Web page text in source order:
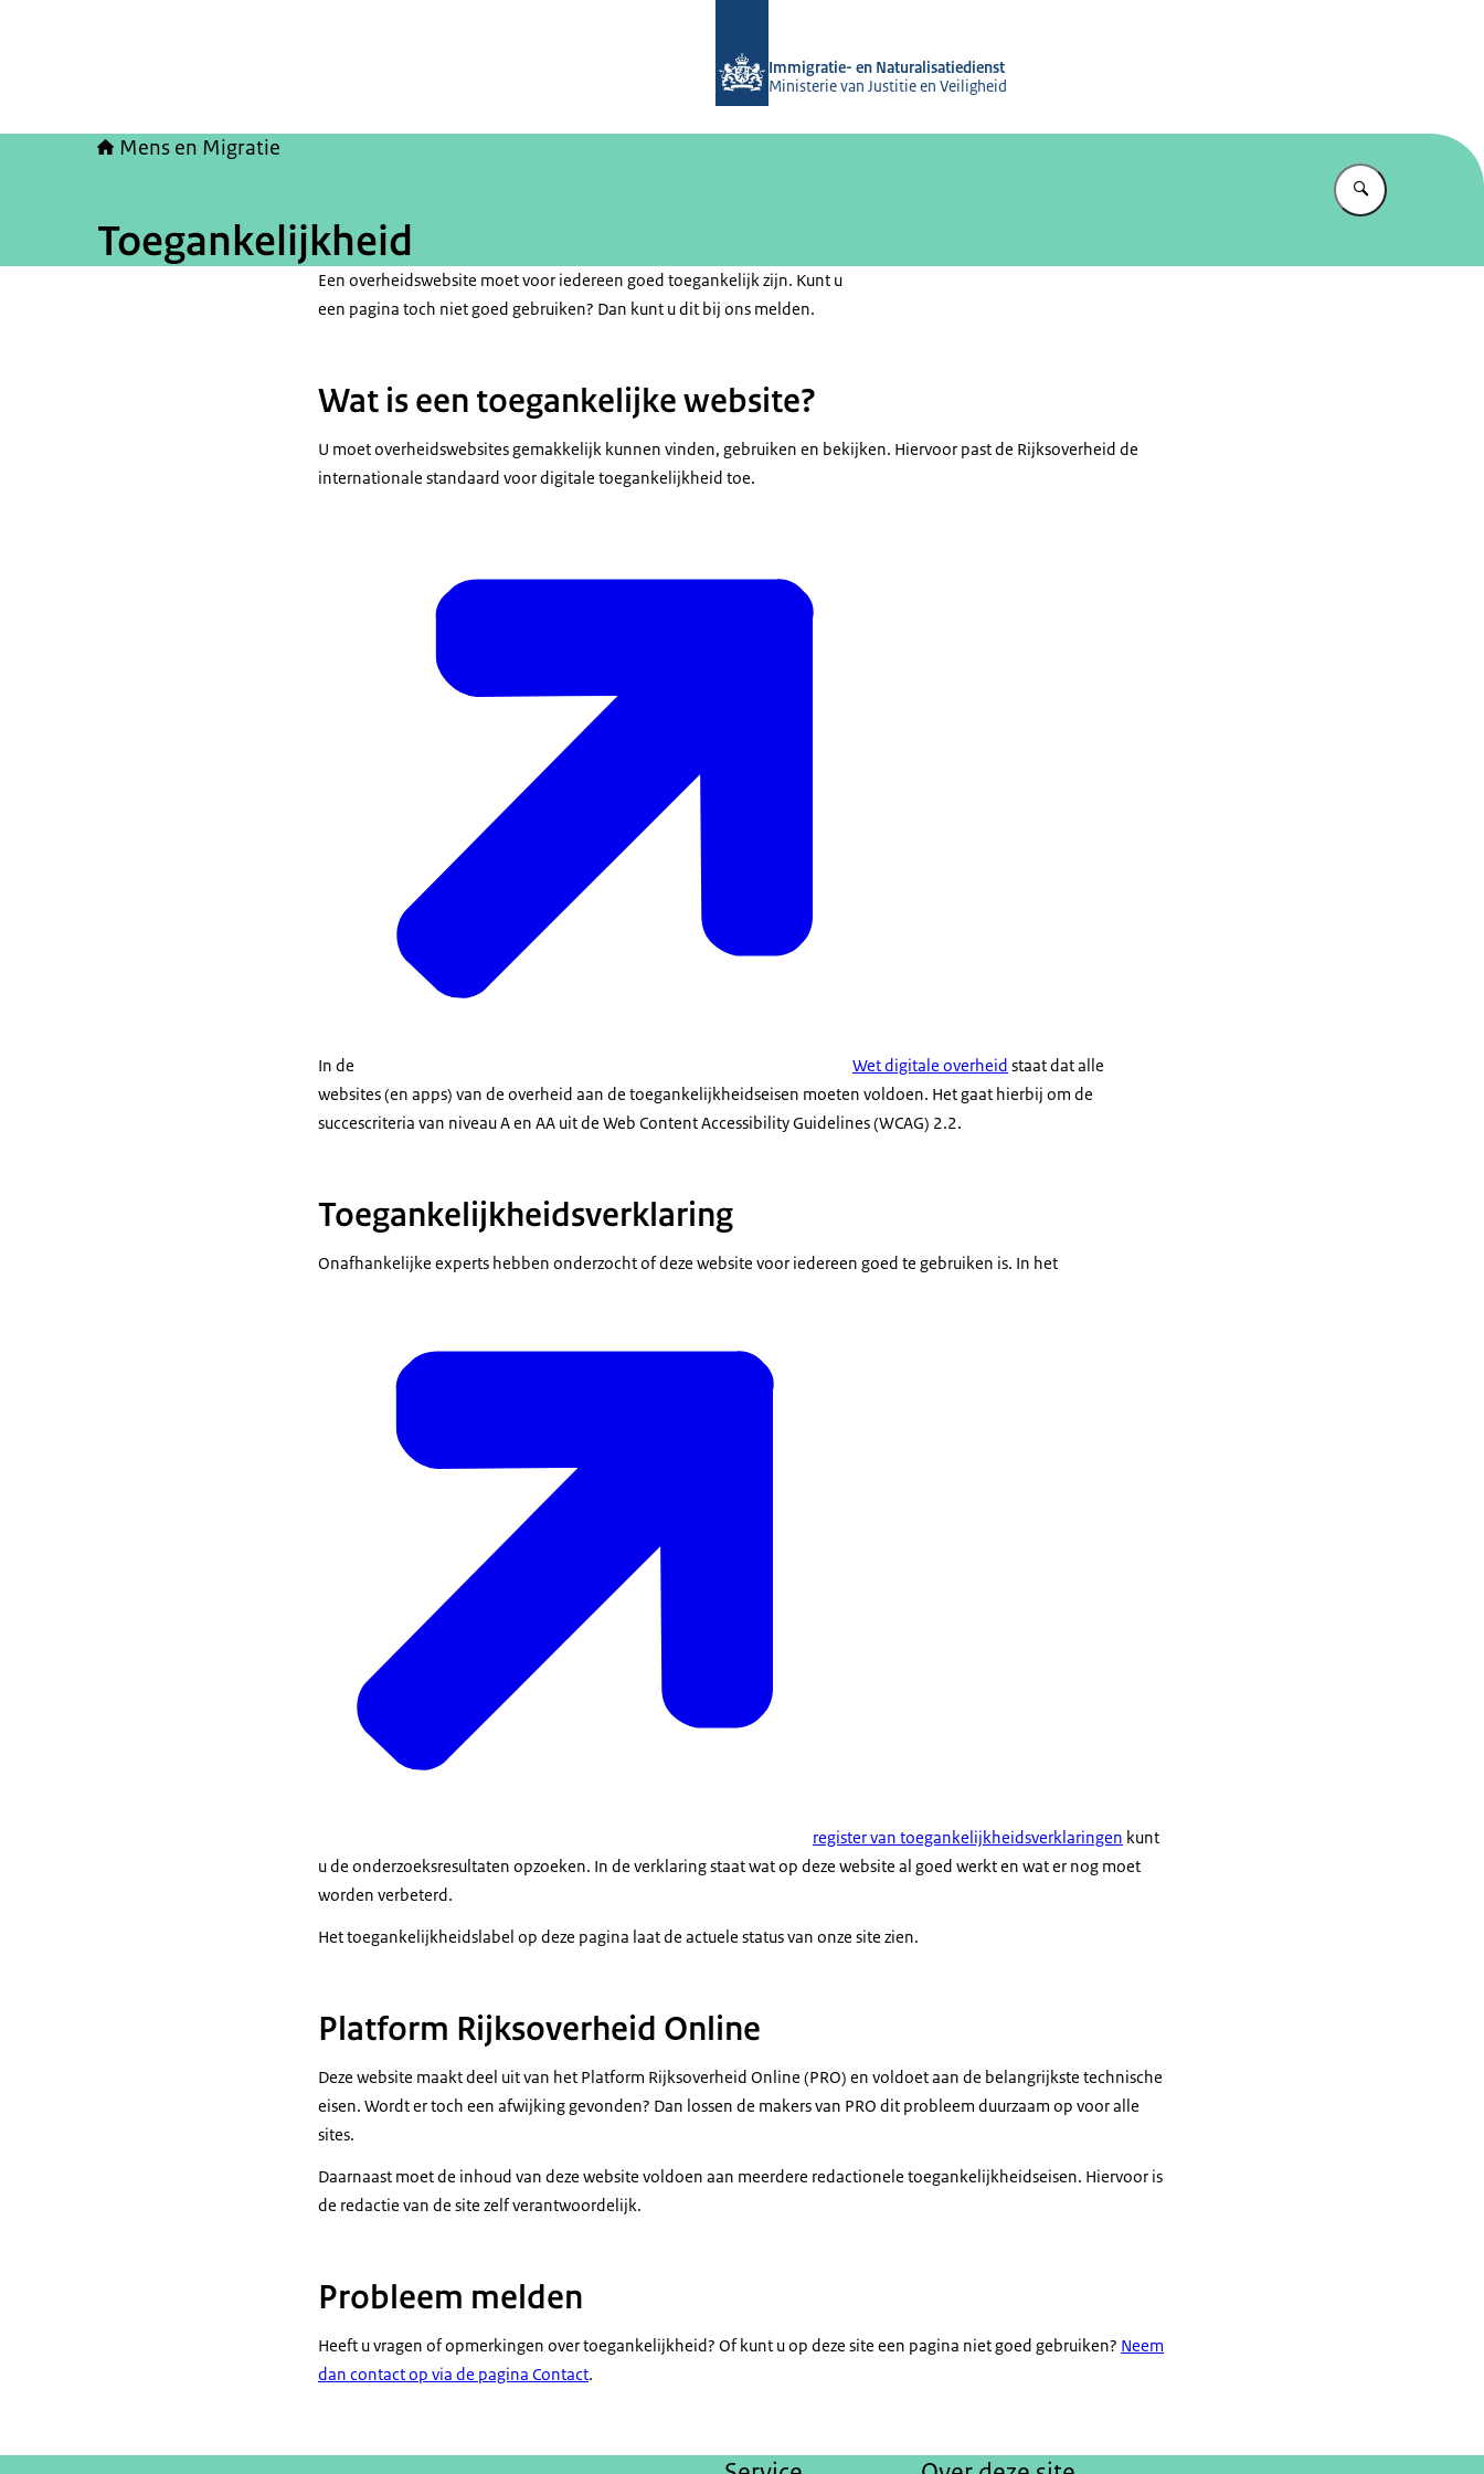
Immigratie- en Naturalisatiedienst
Ministerie van Justitie en Veiligheid
Mens en Migratie
Vul in wat u
Toegankelijkheid
Een overheidswebsite moet voor iedereen goed toegankelijk zijn. Kunt u
een pagina toch niet goed gebruiken? Dan kunt u dit bij ons melden.
Wat is een toegankelijke website?
U moet overheidswebsites gemakkelijk kunnen vinden, gebruiken en bekijken. Hiervoor past de Rijksoverheid de
internationale standaard voor digitale toegankelijkheid toe.
In de Wet digitale overheid staat dat alle
websites (en apps) van de overheid aan de toegankelijkheidseisen moeten voldoen. Het gaat hierbij om de
succescriteria van niveau A en AA uit de Web Content Accessibility Guidelines (WCAG) 2.2.
Toegankelijkheidsverklaring
Onafhankelijke experts hebben onderzocht of deze website voor iedereen goed te gebruiken is. In het
register van toegankelijkheidsverklaringen kunt
u de onderzoeksresultaten opzoeken. In de verklaring staat wat op deze website al goed werkt en wat er nog moet
worden verbeterd.
Het toegankelijkheidslabel op deze pagina laat de actuele status van onze site zien.
Platform Rijksoverheid Online
Deze website maakt deel uit van het Platform Rijksoverheid Online (PRO) en voldoet aan de belangrijkste technische
eisen. Wordt er toch een afwijking gevonden? Dan lossen de makers van PRO dit probleem duurzaam op voor alle
sites.
Daarnaast moet de inhoud van deze website voldoen aan meerdere redactionele toegankelijkheidseisen. Hiervoor is
de redactie van de site zelf verantwoordelijk.
Probleem melden
Heeft u vragen of opmerkingen over toegankelijkheid? Of kunt u op deze site een pagina niet goed gebruiken? Neem
dan contact op via de pagina Contact.